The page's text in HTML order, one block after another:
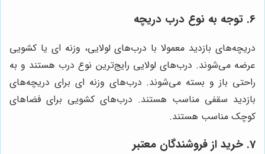
6. توجه به نوع درب دریچه
دریچه‌های بازدید معمولا با درب‌های لولایی، وزنه ای یا کشویی
عرضه می‌شوند. درب‌های لولایی رایج‌ترین نوع درب هستند و به
راحتی باز و بسته می‌شوند. درب‌های وزنه ای برای دریچه‌های
بازدید سقفی مناسب هستند. درب‌های کشویی برای فضاهای
کوچک مناسب هستند.
7. خرید از فروشندگان معتبر